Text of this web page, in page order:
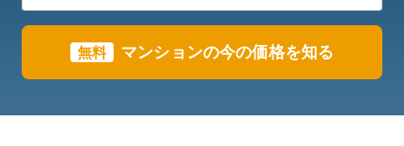
無料 マンションの今の価格を知る